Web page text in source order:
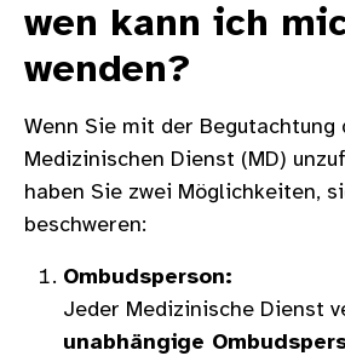
wen kann ich
wenden?
Wenn Sie mit der Begutachtung
Medizinischen Dienst (MD)
haben Sie zwei Möglichkeiten,
beschweren:
Ombudsperson:
Jeder Medizinische Dienst
unabhängige